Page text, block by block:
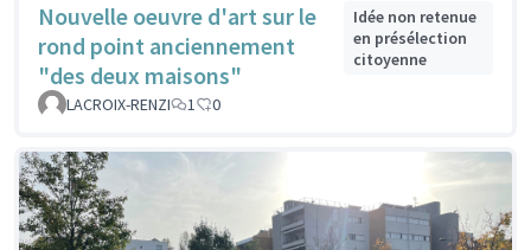
Nouvelle oeuvre d'art sur le
rond point anciennement
"des deux maisons"
Idée non retenue
en présélection
citoyenne
LACROIX-RENZI 1 0